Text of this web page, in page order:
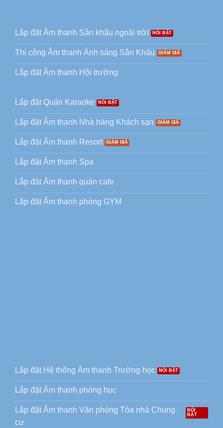
Lắp đặt Âm thanh Sân khấu ngoài trời
Thi công Âm thanh Ánh sáng Sân Khấu
Lắp đặt Âm thanh Hội trường
Lắp đặt Quán Karaoke
Lắp đặt Âm thanh Nhà hàng Khách sạn
Lắp đặt Âm thanh Resort
Lắp đặt Âm thanh Spa
Lắp đặt Âm thanh quán cafe
Lắp đặt Âm thanh phòng GYM
Lắp đặt Hệ thống Âm thanh Trường học
Lắp đặt Âm thanh phòng học
Lắp đặt Âm thanh Văn phòng Tòa nhà Chung
cư